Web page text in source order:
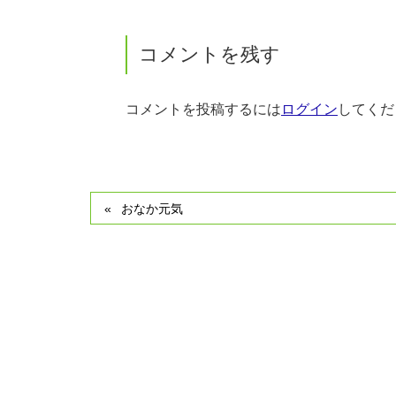
コメントを残す
コメントを投稿するには ログイン してく
おなか元気